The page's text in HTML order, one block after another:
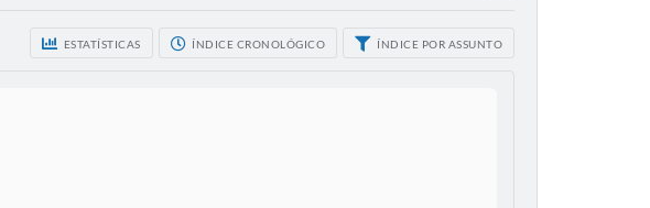
ESTATÍSTICAS ÍNDICE CRONOLÓGICO ÍNDICE POR ASSUNTO